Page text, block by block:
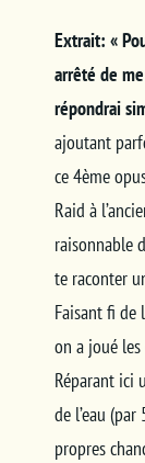
Extrait: «
arrêté de
répondrai
ajoutant
ce 4ème
Raid à
raisonnable
te raconter
Faisant fi de
on a joué
Réparant ici
de l’eau
propres